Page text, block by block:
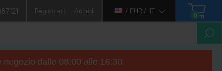
Registrati Accedi / EUR / IT
0
dalle 08:00 alle 16:30.